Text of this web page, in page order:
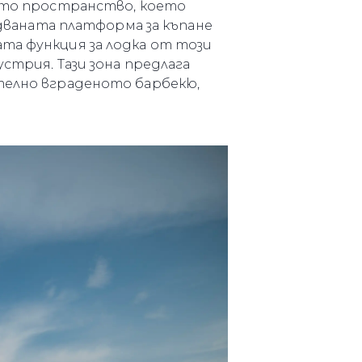
пространство, което
платформа за къпане
функция за лодка от този
Тази зона предлага
вграденото барбекю,